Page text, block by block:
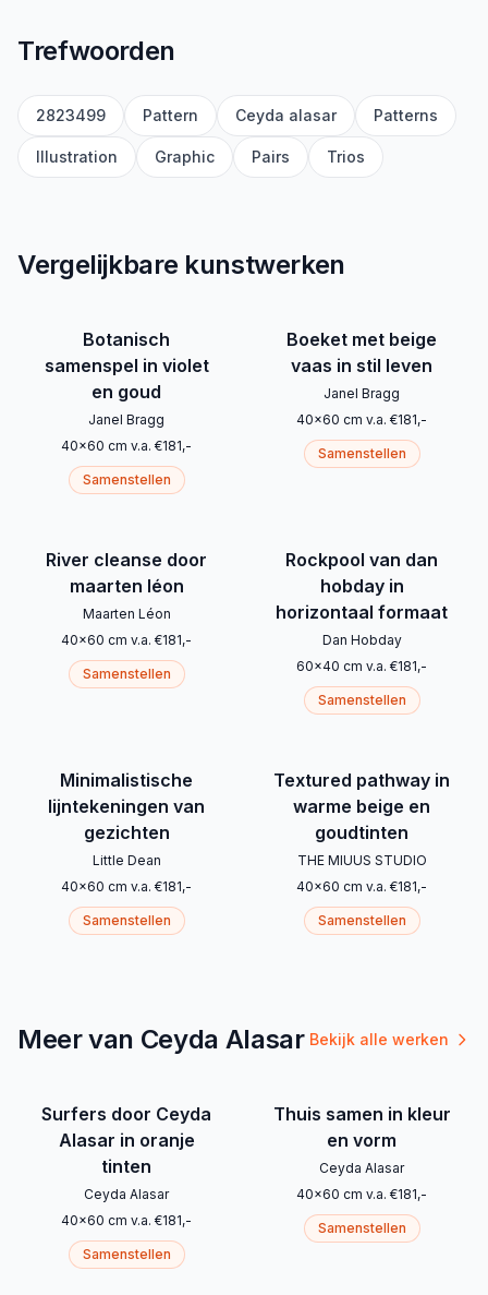
Trefwoorden
2823499 Pattern Ceyda alasar Patterns
Illustration Graphic Pairs Trios
Vergelijkbare kunstwerken
Botanisch
samenspel in violet
en goud
Janel Bragg
40x60 cm v.a. €181,-
Samenstellen
Boeket met beige
vaas in stil leven
Janel Bragg
40x60 cm v.a. €181,-
Samenstellen
River cleanse door
maarten léon
Maarten Léon
40x60 cm v.a. €181,-
Samenstellen
Rockpool van dan
hobday in
horizontaal formaat
Dan Hobday
60x40 cm v.a. €181,-
Samenstellen
Minimalistische
lijntekeningen van
gezichten
Little Dean
40x60 cm v.a. €181,-
Samenstellen
Textured pathway in
warme beige en
goudtinten
THE MIUUS STUDIO
40x60 cm v.a. €181,-
Samenstellen
Meer van Ceyda Alasar Bekijk alle werken
Surfers door Ceyda
Alasar in oranje
tinten
Ceyda Alasar
40x60 cm v.a. €181,-
Samenstellen
Thuis samen in kleur
en vorm
Ceyda Alasar
40x60 cm v.a. €181,-
Samenstellen